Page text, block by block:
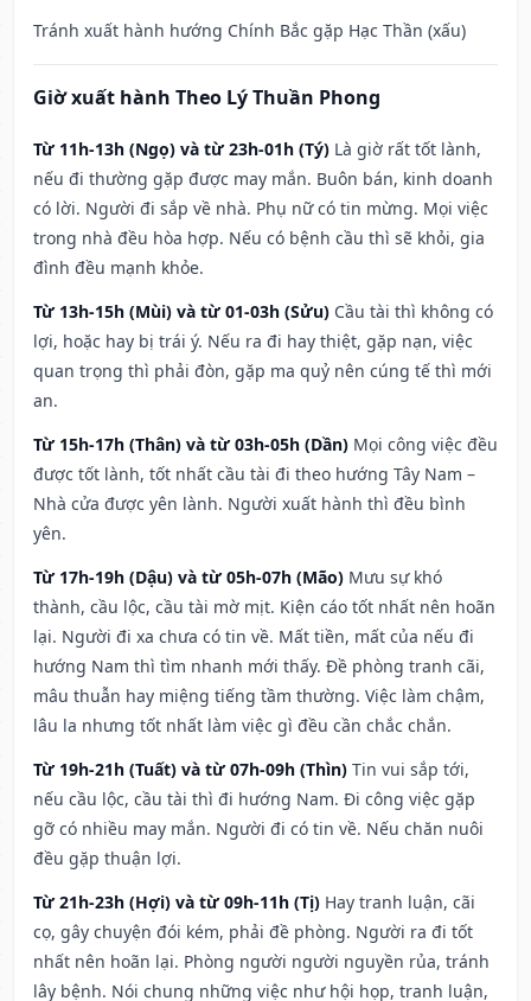
Tránh xuất hành hướng Chính Bắc gặp Hạc Thần (xấu)
Giờ xuất hành Theo Lý Thuần Phong
Từ 11h-13h (Ngọ) và từ 23h-01h (Tý) Là giờ rất tốt lành,
nếu đi thường gặp được may mắn. Buôn bán, kinh doanh
có lời. Người đi sắp về nhà. Phụ nữ có tin mừng. Mọi việc
trong nhà đều hòa hợp. Nếu có bệnh cầu thì sẽ khỏi, gia
đình đều mạnh khỏe.
Từ 13h-15h (Mùi) và từ 01-03h (Sửu) Cầu tài thì không có
lợi, hoặc hay bị trái ý. Nếu ra đi hay thiệt, gặp nạn, việc
quan trọng thì phải đòn, gặp ma quỷ nên cúng tế thì mới
an.
Từ 15h-17h (Thân) và từ 03h-05h (Dần) Mọi công việc đều
được tốt lành, tốt nhất cầu tài đi theo hướng Tây Nam –
Nhà cửa được yên lành. Người xuất hành thì đều bình
yên.
Từ 17h-19h (Dậu) và từ 05h-07h (Mão) Mưu sự khó
thành, cầu lộc, cầu tài mờ mịt. Kiện cáo tốt nhất nên hoãn
lại. Người đi xa chưa có tin về. Mất tiền, mất của nếu đi
hướng Nam thì tìm nhanh mới thấy. Đề phòng tranh cãi,
mâu thuẫn hay miệng tiếng tầm thường. Việc làm chậm,
lâu la nhưng tốt nhất làm việc gì đều cần chắc chắn.
Từ 19h-21h (Tuất) và từ 07h-09h (Thìn) Tin vui sắp tới,
nếu cầu lộc, cầu tài thì đi hướng Nam. Đi công việc gặp
gỡ có nhiều may mắn. Người đi có tin về. Nếu chăn nuôi
đều gặp thuận lợi.
Từ 21h-23h (Hợi) và từ 09h-11h (Tị) Hay tranh luận, cãi
cọ, gây chuyện đói kém, phải đề phòng. Người ra đi tốt
nhất nên hoãn lại. Phòng người người nguyền rủa, tránh
lây bệnh. Nói chung những việc như hội họp, tranh luận,